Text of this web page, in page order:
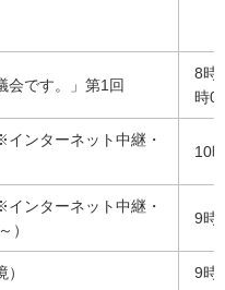
会です。」第1回
8時
時
ンターネット中継・
10
ンターネット中継・
）
9時
9時